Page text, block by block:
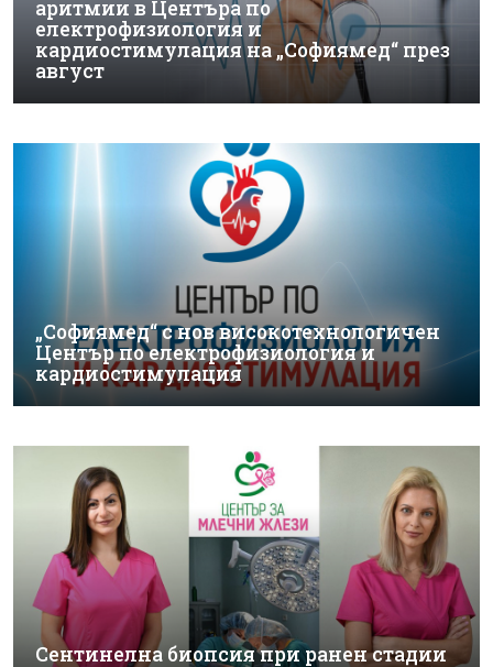
аритмии в Центъра по
електрофизиология и
кардиостимулация на „Софиямед“ през
август
„Софиямед“ с нов високотехнологичен
Център по електрофизиология и
кардиостимулация
Сентинелна биопсия при ранен стадии